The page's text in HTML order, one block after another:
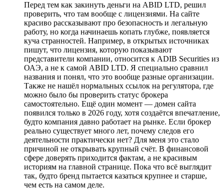
Перед тем как закинуть деньги на ABID LTD, решил
проверить, что там вообще с лицензиями. На сайте
красиво рассказывают про безопасность и легальную
работу, но когда начинаешь копать глубже, появляется
куча странностей. Например, в открытых источниках
пишут, что лицензия, которую показывают
представители компании, относится к ADIB Securities из
ОАЭ, а не к самой ABID LTD. Я специально сравнил
названия и понял, что это вообще разные организации.
Также не нашёл нормальных ссылок на регулятора, где
можно было бы проверить статус брокера
самостоятельно. Ещё один момент — домен сайта
появился только в 2026 году, хотя создаётся впечатление,
будто компания давно работает на рынке. Если брокер
реально существует много лет, почему следов его
деятельности практически нет? Для меня это стало
причиной не открывать крупный счёт. В финансовой
сфере доверять приходится фактам, а не красивым
историям на главной странице. Пока что всё выглядит
так, будто бренд пытается казаться крупнее и старше,
чем есть на самом деле.